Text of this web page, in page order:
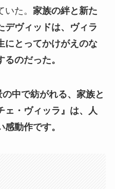
た。 家族の絆と新た
デヴィッドは、ヴィラ
にとってかけがえのな
のだった。
中で紡がれる、家族と
ェ・ヴィッラ』は、人
動作です。